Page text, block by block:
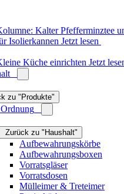
Alles zu "Ordnung"
Bad-Accessoires
Zurück zu "Haushalt"
Handtücher
Handtuchhalter
Badehandtücher
Toilettenbürsten
Toilettenpapierhalter
Seifenspender
Seifenschalen
Badematten & Badteppiche
Duschvorhänge
Badablagen & Duschablagen
Duschabzieher
Zahnputzbecher